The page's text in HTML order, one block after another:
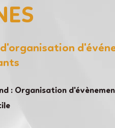
: Organisation